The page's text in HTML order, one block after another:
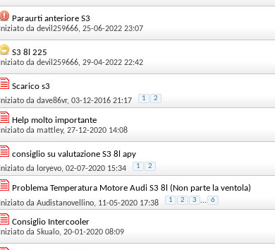
Paraurti anteriore S3
Iniziato da devil259666, 25-06-2022 23:07
S3 8l 225
Iniziato da devil259666, 29-04-2022 22:42
Scarico s3
Iniziato da dave86vr, 03-12-2016 21:17 1 2
Help molto importante
Iniziato da mattley, 27-12-2020 14:08
consiglio su valutazione S3 8l apy
Iniziato da loryevo, 02-07-2020 15:34 1 2
Problema Temperatura Motore Audi S3 8l (Non parte la ventola)
Iniziato da Audistanovellino, 11-05-2020 17:38 1 2 3 ... 6
Consiglio Intercooler
Iniziato da Skualo, 20-01-2020 08:09